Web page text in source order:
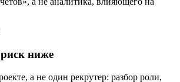
ниже
а не один рекрутер: разбор роли,